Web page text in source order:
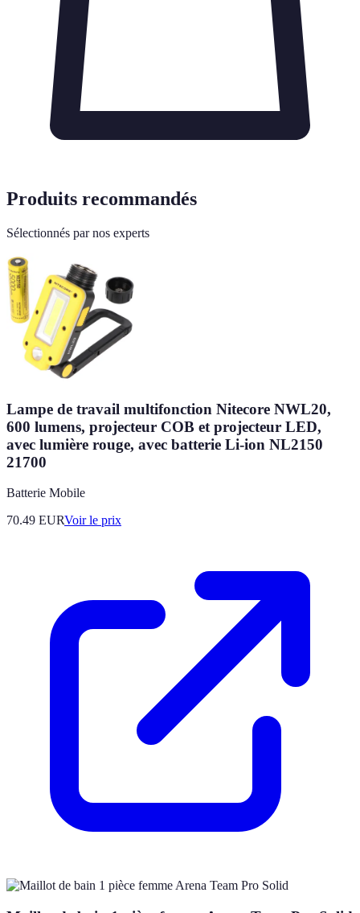
Produits recommandés
Sélectionnés par nos experts
Lampe de travail multifonction Nitecore NWL20,
600 lumens, projecteur COB et projecteur LED,
avec lumière rouge, avec batterie Li-ion NL2150
21700
Batterie Mobile
70.49 EURVoir le prix